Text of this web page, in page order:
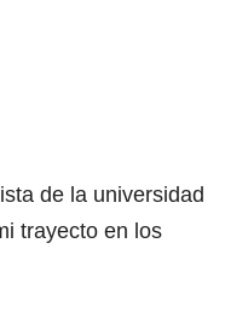
de la universidad
trayecto en los